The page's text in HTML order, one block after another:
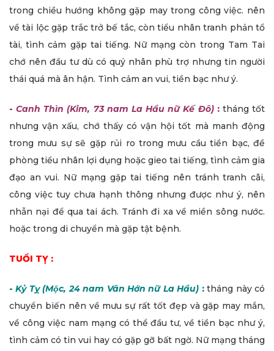
trong chiều hướng không gặp may trong công việc. nên
về tài lộc gặp trắc trở bế tắc, còn tiểu nhân tranh phản tổ
tài, tình cảm gặp tai tiếng. Nữ mạng còn trong Tam Tai
chớ nên đầu tư dù có quý nhân phù trợ nhưng tin người
thái quá mà ân hận. Tình cảm an vui, tiền bạc như ý.
-Canh Thìn (Kim, 73 nam La Hầu nữ Kế Đô) :tháng tốt
nhưng vận xấu, chớ thấy có vận hội tốt mà manh động
trong mưu sự sẽ gặp rủi ro trong mưu cầu tiền bạc, đề
phòng tiểu nhân lợi dụng hoặc gieo tai tiếng, tình cảm gia
đạo an vui. Nữ mạng gặp tai tiếng nên tránh tranh cãi,
công việc tuy chưa hạnh thông nhưng được như ý, nên
nhẫn nại để qua tai ách. Tránh đi xa về miền sông nước.
hoặc trong di chuyển mà gặp tật bệnh.
TUỔI TỴ :
-Kỷ Tỵ (Mộc, 24 nam Vân Hớn nữ La Hầu) : tháng này có
chuyển biến nên về mưu sự rất tốt đẹp và gặp may mắn,
về công việc nam mạng có thể đầu tư, về tiền bạc như ý,
tình cảm có tin vui hay có gặp gỡ bất ngờ. Nữ mạng tháng